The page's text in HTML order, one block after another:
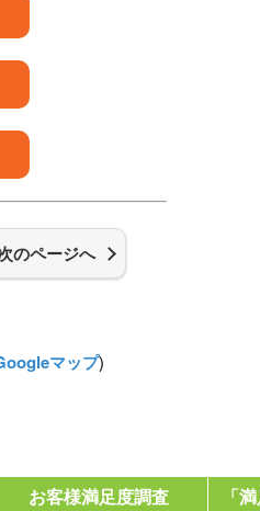
のページへ
マップ)
お客様満足度調査 「